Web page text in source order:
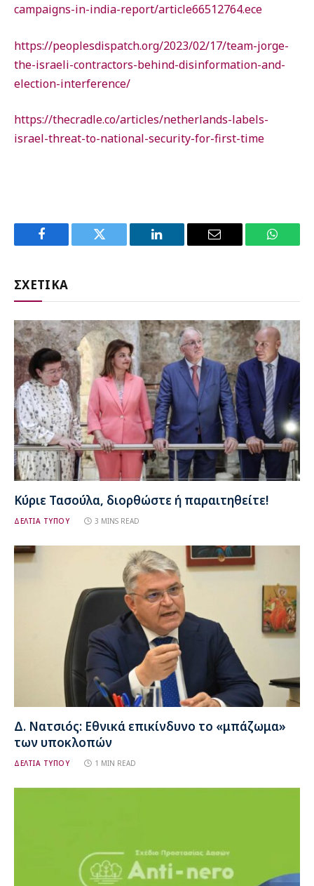
campaigns-in-india-report/article66512764.ece
https://peoplesdispatch.org/2023/02/17/team-jorge-
the-israeli-contractors-behind-disinformation-and-
election-interference/
https://thecradle.co/articles/netherlands-labels-
israel-threat-to-national-security-for-first-time
Facebook Twitter LinkedIn Email
ΣΧΕΤΙΚΑ
Κύριε Τασούλα, διορθώστε ή παραιτηθείτε!
ΔΕΛΤΙΑ ΤΥΠΟΥ 3 MINS READ
Δ. Νατσιός: Εθνικά επικίνδυνο το «μπάζωμα»
των υποκλοπών
ΔΕΛΤΙΑ ΤΥΠΟΥ 1 MIN READ